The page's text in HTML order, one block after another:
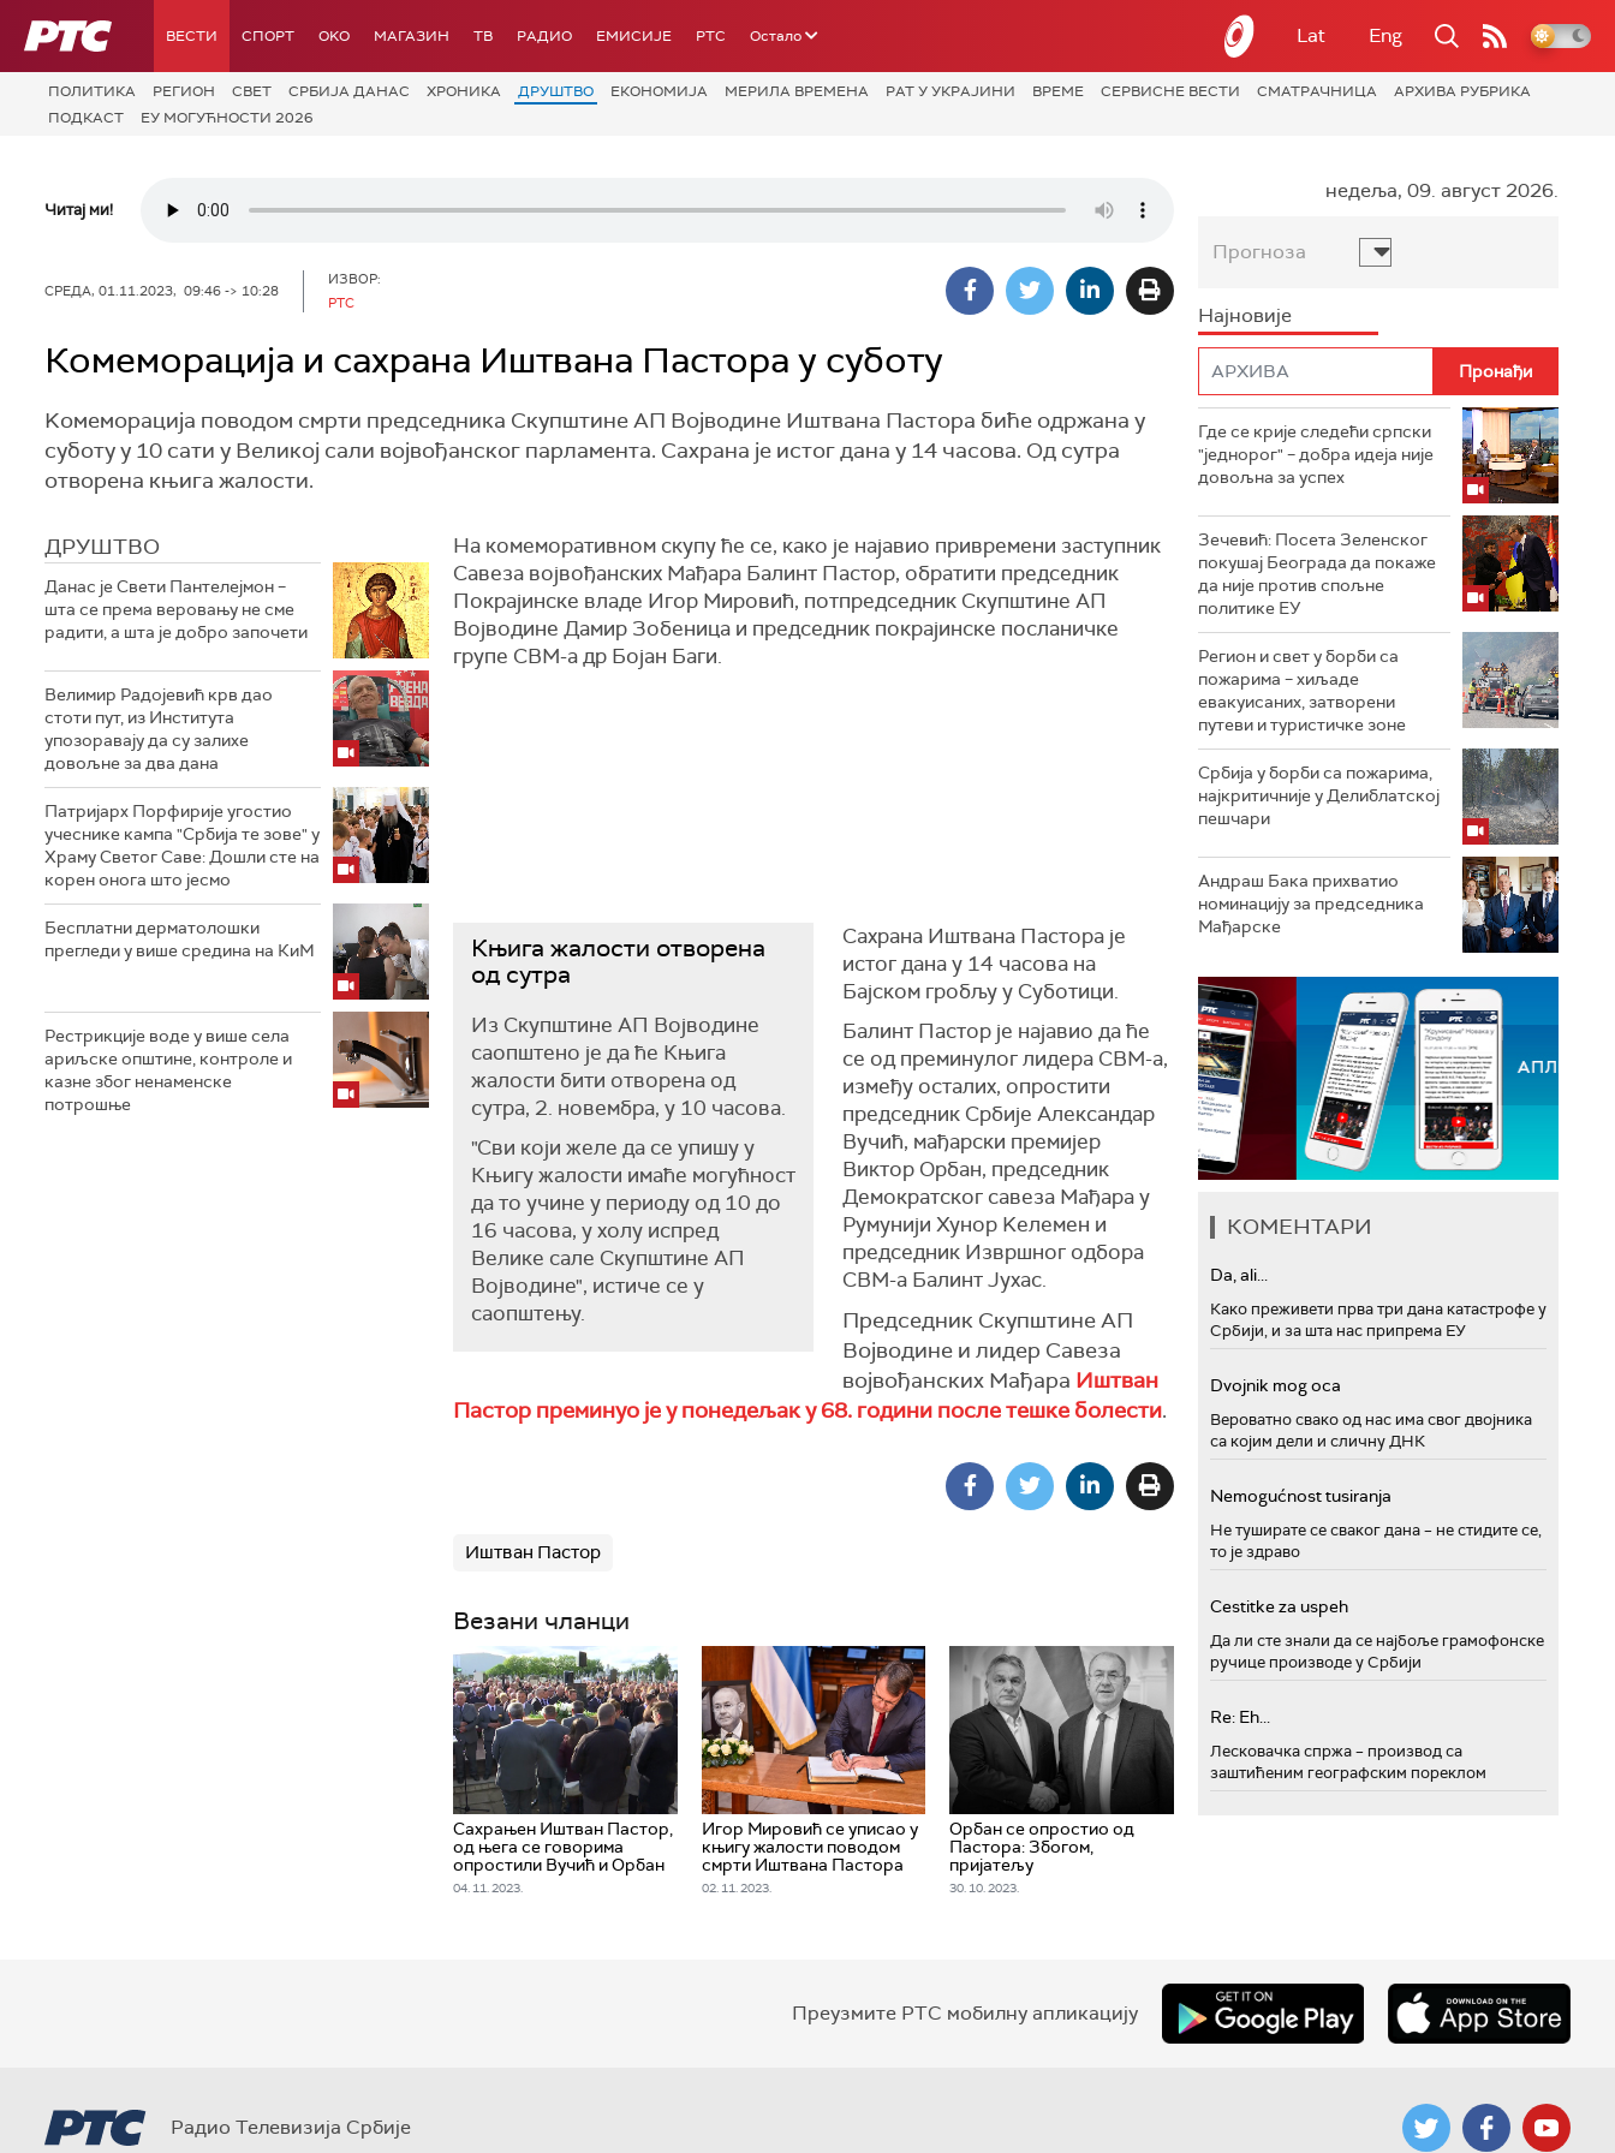
РТС ВЕСТИ СПОРТ OKO МАГАЗИН ТВ РАДИО ЕМИСИЈЕ РТС Остало Lat Eng
ПОЛИТИКА РЕГИОН СВЕТ СРБИЈА ДАНАС ХРОНИКА ДРУШТВО ЕКОНОМИЈА МЕРИЛА ВРЕМЕНА РАТ У УКРАЈИНИ ВРЕМЕ СЕРВИСНЕ ВЕСТИ СМАТРАЧНИЦА
АРХИВА РУБРИКА
ПОДКАСТ
ЕУ МОГУЋНОСТИ 2026
Читај ми!
СРЕДА, 01.11.2023, 09:46 -> 10:28
ИЗВОР:
РТС
Комеморација и сахрана Иштвана Пастора у суботу
Kомеморација поводом смрти председника Скупштине АП Војводине Иштвана Пастора биће одржана у
суботу у 10 сати у Великој сали војвођанског парламента. Сахрана је истог дана у 14 часова. Од сутра
отворена књига жалости.
ДРУШТВО
Данас је Свети Пантелејмон –
шта се према веровању не сме
радити, а шта је добро започети
Велимир Радојевић крв дао
стоти пут, из Института
упозоравају да су залихе
довољне за два дана
Патријарх Порфирије угостио
учеснике кампа "Србија те зове" у
Храму Светог Саве: Дошли сте на
корен онога што јесмо
Бесплатни дерматолошки
прегледи у више средина на КиМ
Рестрикције воде у више села
ариљске општине, контроле и
казне због ненаменске
потрошње
На комеморативном скупу ће се, како је најавио привремени заступник
Савеза војвођанских Мађара Балинт Пастор, обратити председник
Покрајинске владе Игор Мировић, потпредседник Скупштине АП
Војводине Дамир Зобеница и председник покрајинске посланичке
групе СВМ-а др Бојан Баги.
Књига жалости отворена
од сутра
Из Скупштине АП Војводине
саопштено је да ће Књига
жалости бити отворена од
сутра, 2. новембра, у 10 часова.
"Сви који желе да се упишу у
Књигу жалости имаће могућност
да то учине у периоду од 10 до
16 часова, у холу испред
Велике сале Скупштине АП
Војводине", истиче се у
саопштењу.
Сахрана Иштвана Пастора је
истог дана у 14 часова на
Бајском гробљу у Суботици.
Балинт Пастор је најавио да ће
се од преминулог лидера СВМ-а,
између осталих, опростити
председник Србије Александар
Вучић, мађарски премијер
Виктор Орбан, председник
Демократског савеза Мађара у
Румунији Хунор Kелемен и
председник Извршног одбора
СВМ-а Балинт Јухас.
Председник Скупштине АП
Војводине и лидер Савеза
војвођанских Мађара Иштван
Пастор преминуо је у понедељак у 68. години после тешке болести.
Иштван Пастор
Везани чланци
Сахрањен Иштван Пастор,
од њега се говорима
опростили Вучић и Орбан
04. 11. 2023.
Игор Мировић се уписао у
књигу жалости поводом
смрти Иштвана Пастора
02. 11. 2023.
Орбан се опростио од
Пастора: Збогом,
пријатељу
30. 10. 2023.
недеља, 09. август 2026.
Прогноза
Најновије
Где се крије следећи српски
"једнорог" – добра идеја није
довољна за успех
Зечевић: Посета Зеленског
покушај Београда да покаже
да није против спољне
политике ЕУ
Регион и свет у борби са
пожарима – хиљаде
евакуисаних, затворени
путеви и туристичке зоне
Србија у борби са пожарима,
најкритичније у Делиблатској
пешчари
Андраш Бака прихватио
номинацију за председника
Мађарске
КОМЕНТАРИ
Da, ali...
Како преживети прва три дана катастрофе у
Србији, и за шта нас припрема ЕУ
Dvojnik mog oca
Вероватно свако од нас има свог двојника
са којим дели и сличну ДНК
Nemogućnost tusiranja
Не туширате се сваког дана – не стидите се,
то је здраво
Cestitke za uspeh
Да ли сте знали да се најбоље грамофонске
ручице производе у Србији
Re: Eh...
Лесковачка спржа – производ са
заштићеним географским пореклом
Преузмите РТС мобилну апликацију
Радио Телевизија Србије